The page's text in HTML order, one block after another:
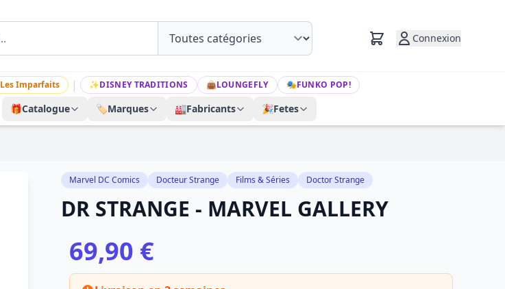
Connexion
Les Imparfaits | ✨DISNEY TRADITIONS 👜LOUNGEFLY 🎭FUNKO POP!
🎁Catalogue 🏷️Marques 🏭Fabricants 🎉Fetes
Marvel DC Comics Docteur Strange Films & Séries Doctor Strange
DR STRANGE - MARVEL GALLERY
69,90 €